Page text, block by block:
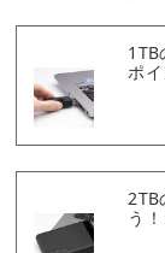
1TB
ポ
2TB
う